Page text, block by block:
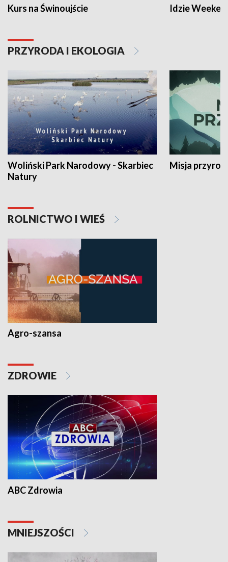
Kurs na Świnoujście Idzie
PRZYRODA I EKOLOGIA
Woliński Park Narodowy - Skarbiec
Natury
Misja
ROLNICTWO I WIEŚ
Agro-szansa
ZDROWIE
ABC Zdrowia
MNIEJSZOŚCI